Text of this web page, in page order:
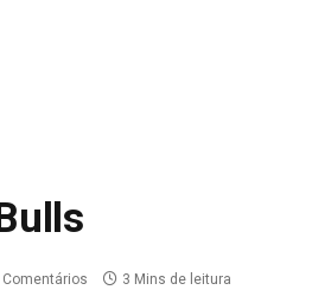
Comentários 3 Mins de leitura